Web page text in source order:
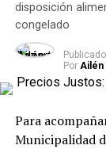
disposición
congelado
Publicado
Por Ailén
Para
Municipalidad